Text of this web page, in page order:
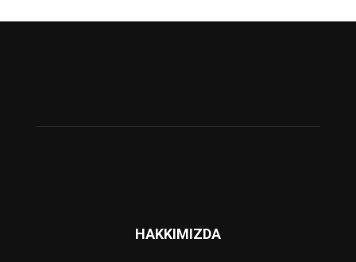
HAKKIMIZDA